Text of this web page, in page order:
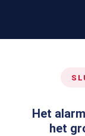
Het
het